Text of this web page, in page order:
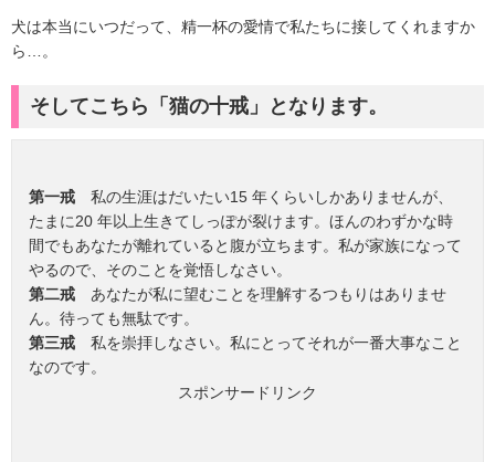
犬は本当にいつだって、精一杯の愛情で私たちに接してくれますか
ら…。
そしてこちら「猫の十戒」となります。
第一戒 私の生涯はだいたい15 年くらいしかありませんが、
たまに20 年以上生きてしっぽが裂けます。ほんのわずかな時
間でもあなたが離れていると腹が立ちます。私が家族になって
やるので、そのことを覚悟しなさい。
第二戒 あなたが私に望むことを理解するつもりはありませ
ん。待っても無駄です。
第三戒 私を崇拝しなさい。私にとってそれが一番大事なこと
なのです。
スポンサードリンク